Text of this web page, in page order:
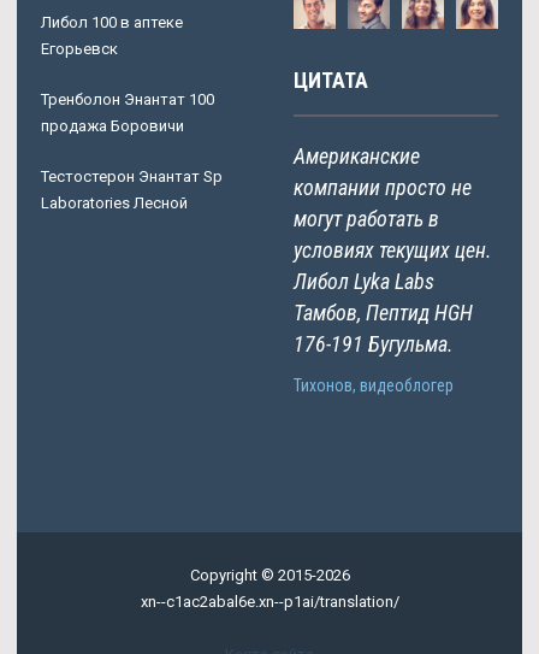
Либол 100 в аптеке
Егорьевск
Тренболон Энантат 100
продажа Боровичи
Тестостерон Энантат Sp
Laboratories Лесной
ЦИТАТА
Американские
компании просто не
могут работать в
условиях текущих цен.
Либол Lyka Labs
Тамбов, Пептид HGH
176-191 Бугульма.
Тихонов, видеоблогер
Copyright © 2015-2026
xn--c1ac2abal6e.xn--p1ai/translation/